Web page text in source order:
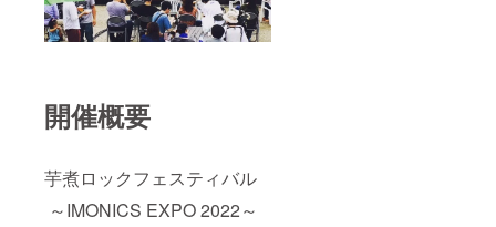
開催概要
芋煮ロックフェスティバル
～IMONICS EXPO 2022～